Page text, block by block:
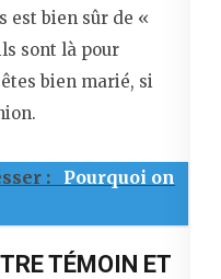
est bien sûr de «
sont là pour
bien marié, si
:
Pourquoi on
TÉMOIN ET